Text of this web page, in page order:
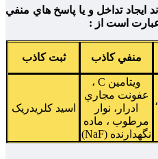
ايجاد تداخل و يا پاسخ هاي منفي
عبارت است از :
منفي كاذب ثبت كاذب
ويتامين C ،
عفونت مجاري
ادرار، نوار
مرطوب ، ماده
نگهدارنده (NaF)
اسيد كلريدريک